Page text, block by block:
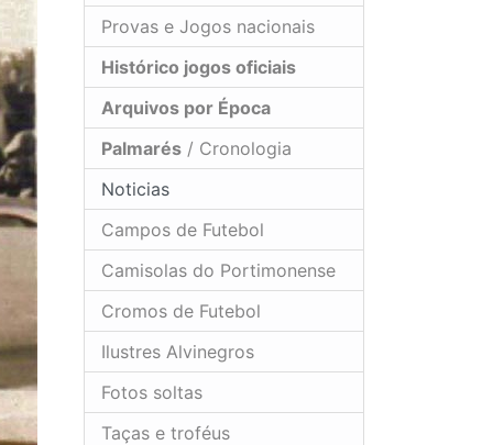
Provas e Jogos nacionais
Histórico jogos oficiais
Arquivos por Época
Palmarés / Cronologia
Noticias
Campos de Futebol
Camisolas do Portimonense
Cromos de Futebol
Ilustres Alvinegros
Fotos soltas
Taças e troféus